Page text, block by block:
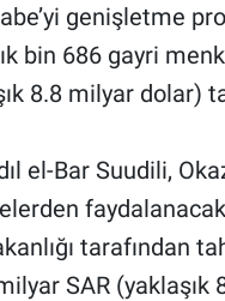
genişletme
bin 686 gayri
8.8 milyar dolar)
el-Bar Suudili,
tarafından
SAR (yaklaşık